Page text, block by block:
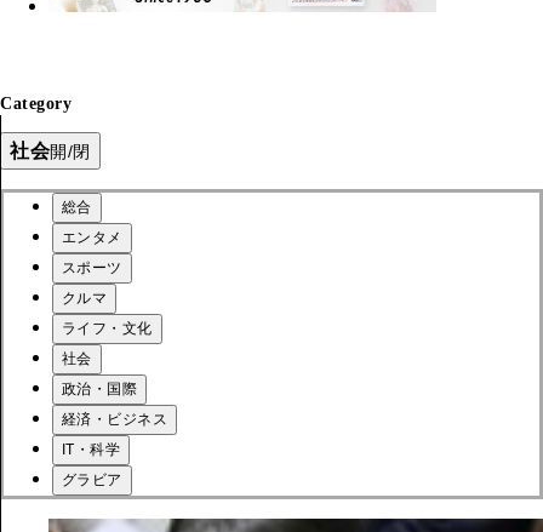
Category
社会開/閉
総合
エンタメ
スポーツ
クルマ
ライフ・文化
社会
政治・国際
経済・ビジネス
IT・科学
グラビア